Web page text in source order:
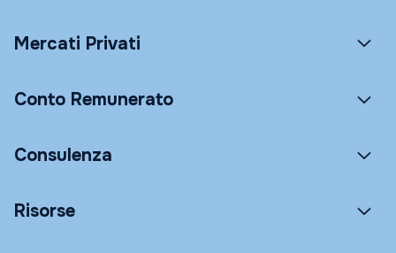
Mercati Privati
Conto Remunerato
Consulenza
Risorse